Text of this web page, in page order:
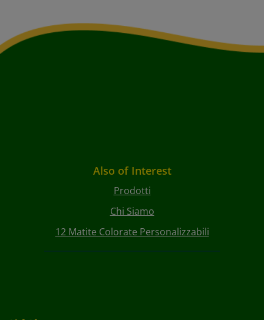
Also of Interest
Prodotti
Chi Siamo
12 Matite Colorate Personalizzabili